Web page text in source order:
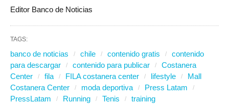
Editor Banco de Noticias
TAGS:
banco de noticias chile contenido gratis
contenido
para descargar
contenido para publicar
Costanera
Center
fila FILA costanera center lifestyle
Mall
Costanera Center
moda deportiva
Press Latam
PressLatam
Running Tenis training